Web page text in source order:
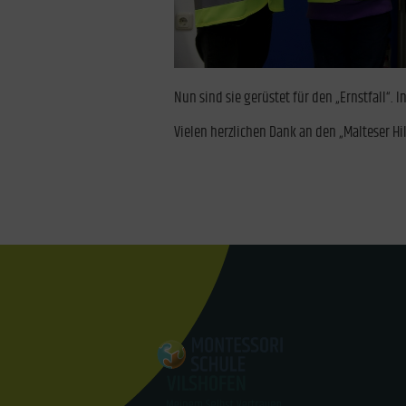
Nun sind sie gerüstet für den „Ernstfall“.
Vielen herzlichen Dank an den „Malteser